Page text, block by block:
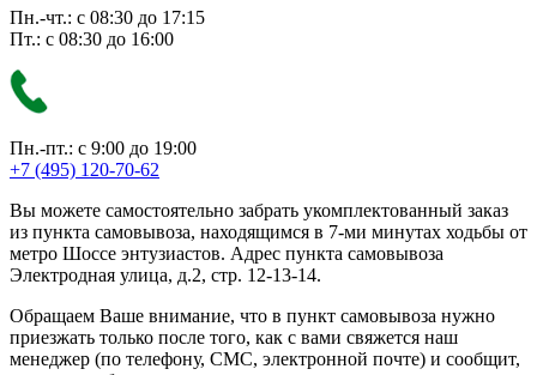
Пн.-чт.: с 08:30 до 17:15
Пт.: с 08:30 до 16:00
Пн.-пт.: с 9:00 до 19:00
+7 (495) 120-70-62
Вы можете самостоятельно забрать укомплектованный заказ
из пункта самовывоза, находящимся в 7-ми минутах ходьбы от
метро Шоссе энтузиастов. Адрес пункта самовывоза
Электродная улица, д.2, стр. 12-13-14.
Обращаем Ваше внимание, что в пункт самовывоза нужно
приезжать только после того, как с вами свяжется наш
менеджер (по телефону, СМС, электронной почте) и сообщит,